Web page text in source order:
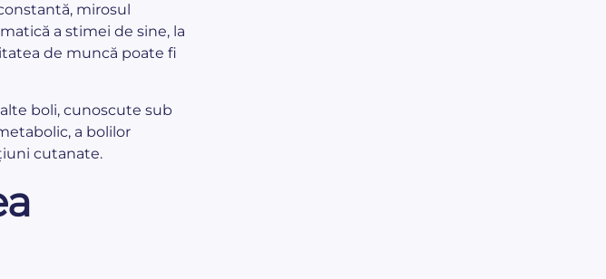
mirosul
a stimei de sine, la
de muncă poate fi
boli, cunoscute sub
a bolilor
cutanate.